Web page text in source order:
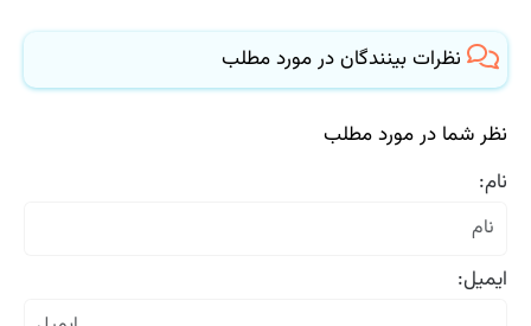
نظرات بینندگان در مورد مطلب
نظر شما در مورد مطلب
نام:
ایمیل: